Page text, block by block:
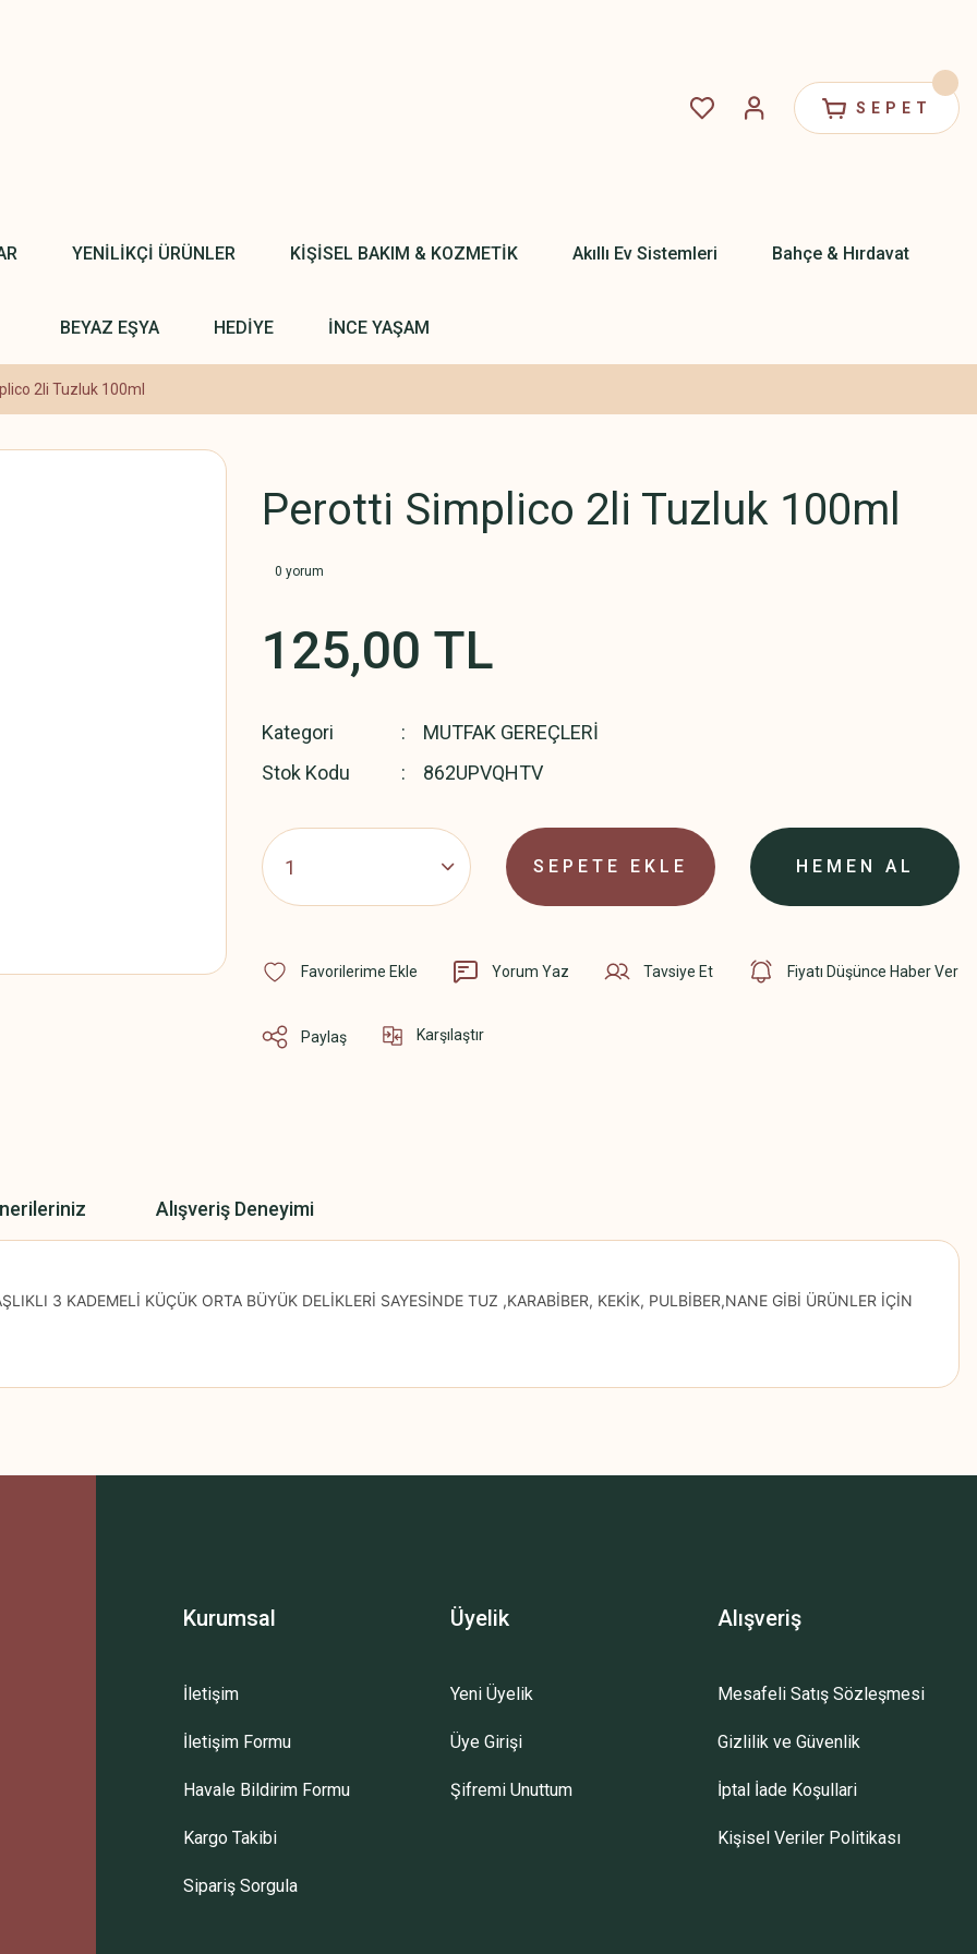
SEPET
YENİLİKÇİ ÜRÜNLER KİŞİSEL BAKIM & KOZMETİK Akıllı Ev Sistemleri Bahçe & Hırdavat
BEYAZ EŞYA HEDİYE İNCE YAŞAM
2li Tuzluk 100ml
Perotti Simplico 2li Tuzluk 100ml
0 yorum
125,00 TL
Kategori
MUTFAK GEREÇLERİ
Stok Kodu
862UPVQHTV
SEPETE EKLE HEMEN AL
Yorum Yaz Tavsiye Et Fiyatı Düşünce Haber Ver
Paylaş Karşılaştır
Alışveriş Deneyimi
3 KADEMELİ KÜÇÜK ORTA BÜYÜK DELİKLERİ SAYESİNDE TUZ ,KARABİBER, KEKİK, PULBİBER,NANE GİBİ ÜRÜNLER İÇİN
Bu ürüne ilk yorumu siz yapın!
Gönder
Kurumsal
İletişim
İletişim Formu
Havale Bildirim Formu
Kargo Takibi
Sipariş Sorgula
Üyelik
Yeni Üyelik
Üye Girişi
Şifremi Unuttum
Alışveriş
Mesafeli Satış Sözleşmesi
Gizlilik ve Güvenlik
İptal İade Koşullari
Kişisel Veriler Politikası